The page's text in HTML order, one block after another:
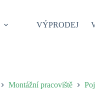
VÝPRODEJ
Montážní pracoviště